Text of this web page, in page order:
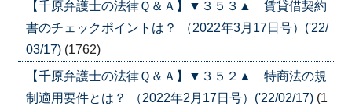
【千原弁護士の法律Ｑ＆Ａ】▼３５３▲ 賃貸借契約
書のチェックポイントは？ （2022年3月17日号）('22/
03/17) (1762)
【千原弁護士の法律Ｑ＆Ａ】▼３５２▲ 特商法の規
制適用要件とは？ （2022年2月17日号）('22/02/17) (1